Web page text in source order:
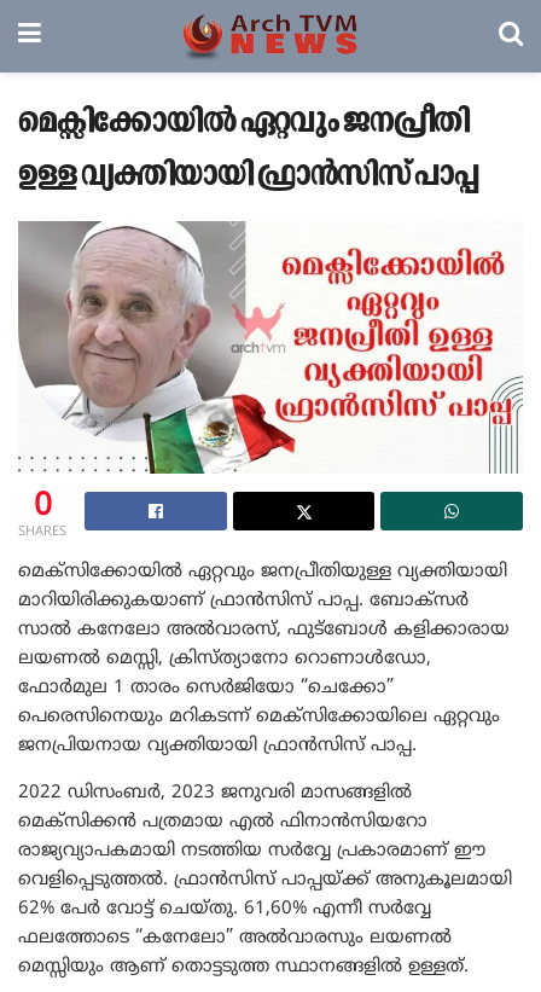
മെക്സിക്കോയിൽ ഏറ്റവും ജനപ്രീതി
ഉള്ള വ്യക്തിയായി ഫ്രാൻസിസ് പാപ്പ
0
SHARES
മെക്സിക്കോയിൽ ഏറ്റവും ജനപ്രീതിയുള്ള വ്യക്തിയായി
മാറിയിരിക്കുകയാണ് ഫ്രാൻസിസ് പാപ്പ. ബോക്സർ
സാൽ കനേലോ അൽവാരസ്, ഫുട്ബോൾ കളിക്കാരായ
ലയണൽ മെസ്സി, ക്രിസ്ത്യാനോ റൊണാൾഡോ,
ഫോർമുല 1 താരം സെർജിയോ “ചെക്കോ”
പെരെസിനെയും മറികടന്ന് മെക്സിക്കോയിലെ ഏറ്റവും
ജനപ്രിയനായ വ്യക്തിയായി ഫ്രാൻസിസ് പാപ്പ.
2022 ഡിസംബർ, 2023 ജനുവരി മാസങ്ങളിൽ
മെക്സിക്കൻ പത്രമായ എൽ ഫിനാൻസിയറോ
രാജ്യവ്യാപകമായി നടത്തിയ സർവ്വേ പ്രകാരമാണ് ഈ
വെളിപ്പെടുത്തൽ. ഫ്രാൻസിസ് പാപ്പയ്ക്ക് അനുകൂലമായി
62% പേർ വോട്ട് ചെയ്തു. 61,60% എന്നീ സർവ്വേ
ഫലത്തോടെ “കനേലോ” അൽവാരസും ലയണൽ
മെസ്സിയും ആണ് തൊട്ടടുത്ത സ്ഥാനങ്ങളിൽ ഉള്ളത്.